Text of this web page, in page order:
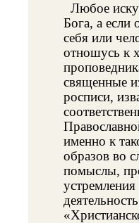
Любое
Бога, а если
себя или
отношусь к
священные
росписи,
именно к
образов во
помыслы,
устремления